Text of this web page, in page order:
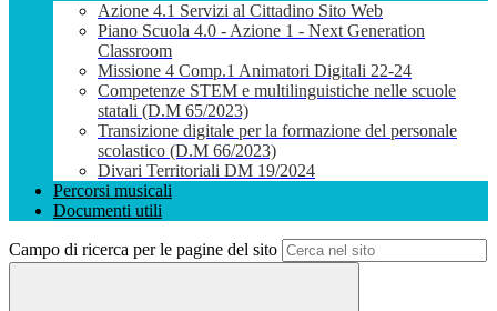
Azione 4.1 Servizi al Cittadino Sito Web
Piano Scuola 4.0 - Azione 1 - Next Generation
Classroom
Missione 4 Comp.1 Animatori Digitali 22-24
Competenze STEM e multilinguistiche nelle scuole
statali (D.M 65/2023)
Transizione digitale per la formazione del personale
scolastico (D.M 66/2023)
Divari Territoriali DM 19/2024
Percorsi musicali
Documenti utili
Campo di ricerca per le pagine del sito